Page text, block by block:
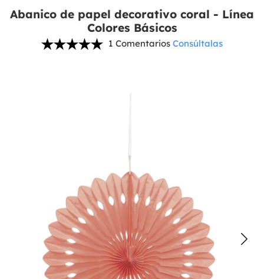
Abanico de papel decorativo coral - Línea
Colores Básicos
1 Comentarios Consúltalas